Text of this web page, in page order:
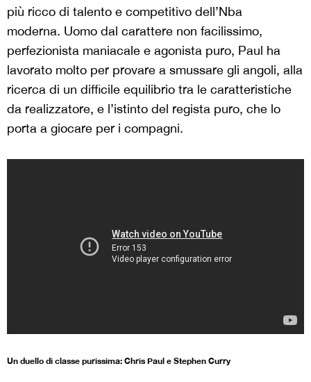
più ricco di talento e competitivo dell’Nba
moderna. Uomo dal carattere non facilissimo,
perfezionista maniacale e agonista puro, Paul ha
lavorato molto per provare a smussare gli angoli, alla
ricerca di un difficile equilibrio tra le caratteristiche
da realizzatore, e l’istinto del regista puro, che lo
porta a giocare per i compagni.
Un duello di classe purissima: Chris Paul e Stephen Curry